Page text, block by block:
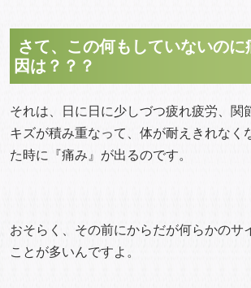
さて、この何もしていないのに
因は？？？
それは、日に日に少しづつ疲れ疲労、関
キズが積み重なって、体が耐えきれなく
た時に『痛み』が出るのです。
おそらく、その前にからだが何らかのサ
ことが多いんですよ。